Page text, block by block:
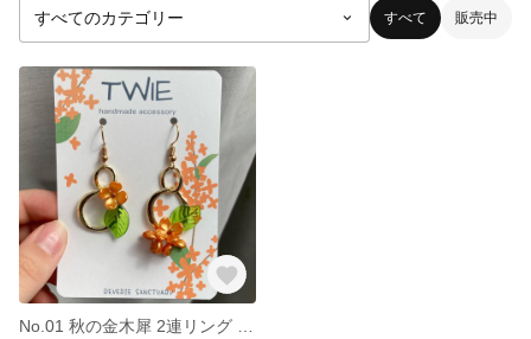
すべて 販売中